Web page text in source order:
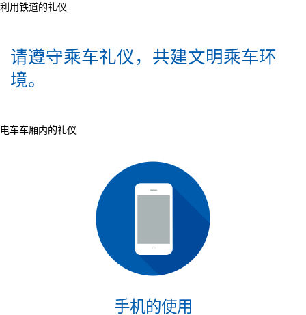
利用铁道的礼仪
请遵守乘车礼仪，共建文明乘车环
境。
电车车厢内的礼仪
手机的使用